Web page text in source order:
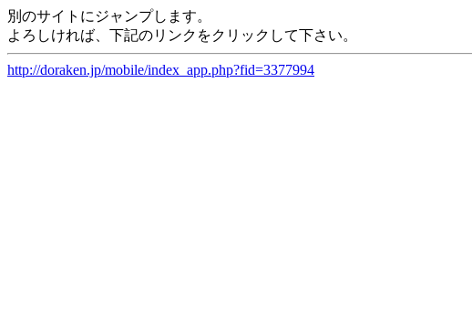
別のサイトにジャンプします。
よろしければ、下記のリンクをクリックして下さい。
http://doraken.jp/mobile/index_app.php?fid=3377994